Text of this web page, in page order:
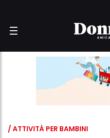
/ ATTIVITÀ PER BAMBINI